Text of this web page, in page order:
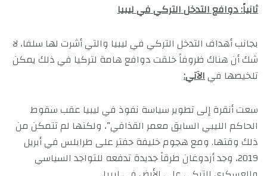
ثانياً: دوافع التدخل التركي في ليبيا
بجانب أهداف التدخل التركي في ليبيا والتي أشرت لها سلفا، لا
شك أن هناك ظروفاً خلقت دوافع هامة لتركيا في ذلك يمكن
تلخيصها فيالآتي:
سعت أنقرة إلى تطوير سياسة نفوذ في ليبيا عقب سقوط
الحاكم الليبي السابق معمر القذافي”، ولكنها لم تتمكن من
ذلك وقتها. ومع هجوم خليفة حفتر على طرابلس في أبريل
2019، وجد أردوغان طرقاً جديدة تدفعه للتواجد السياسي